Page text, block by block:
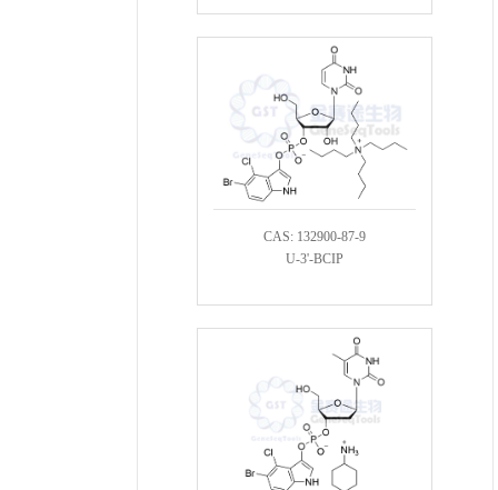
CAS: 132900-87-9
U-3'-BCIP